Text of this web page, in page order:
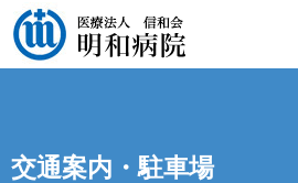
交通案内・駐車場